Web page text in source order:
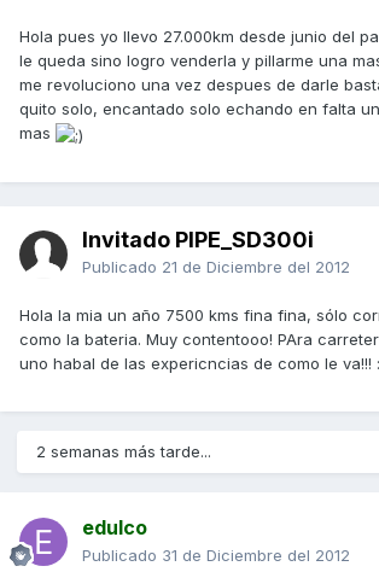
Hola pues yo llevo 27.000km desde junio del
le queda sino logro venderla y pillarme una
me revoluciono una vez despues de darle
quito solo, encantado solo echando en falta
mas
Invitado PIPE_SD300i
Publicado 21 de Diciembre del 2012
Hola la mia un año 7500 kms fina fina, sólo
como la bateria. Muy contentooo! PAra
uno habal de las expericncias de como le va!!!
2 semanas más tarde...
edulco
Publicado 31 de Diciembre del 2012